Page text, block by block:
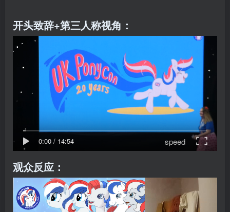
开头致辞+第三人称视角：
0:00 / 14:54 speed
观众反应：